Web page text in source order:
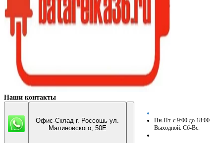
Наши контакты
Офис-Склад г. Россошь ул.
Малиновского, 50Е
Пн-Пт. с 9:00 до 18:00
Выходной: Сб-Вс.